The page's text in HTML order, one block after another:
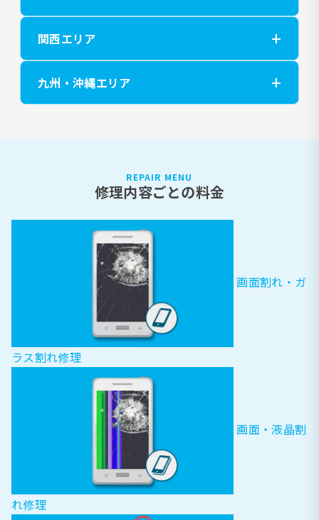
関西エリア
九州・沖縄エリア
REPAIR MENU
修理内容ごとの料金
画面割れ・ガ
ラス割れ修理
画面・液晶割
れ修理